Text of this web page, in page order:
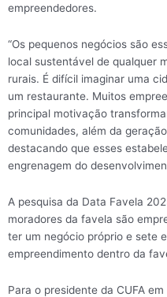
empreendedores.
“Os pequenos negócios são
local sustentável de qualquer
rurais. É difícil imaginar uma
um restaurante. Muitos
principal motivação
comunidades, além da
destacando que esses
engrenagem do
A pesquisa da Data Favela
moradores da favela são
ter um negócio próprio e sete
empreendimento dentro da
Para o presidente da CUFA